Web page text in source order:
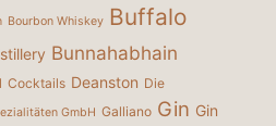
Bourbon Whiskey Buffalo
Bunnahabhain
Cocktails Deanston Die
GmbH Galliano Gin Gin